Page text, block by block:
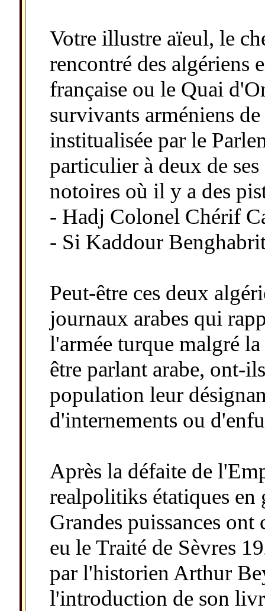
Votre illustre aïeul, le
rencontré des algériens
française ou le Quai
survivants arméniens
institualisée par le
particulier à deux de
notoires où il y a des
- Hadj Colonel Chérif
- Si Kaddour
Peut-être ces deux
journaux arabes qui
l'armée turque malgré
être parlant arabe, ont-
population leur
d'internements ou
Après la défaite de
realpolitiks étatiques en
Grandes puissances
eu le Traité de Sèvres
par l'historien Arthur
l'introduction de son